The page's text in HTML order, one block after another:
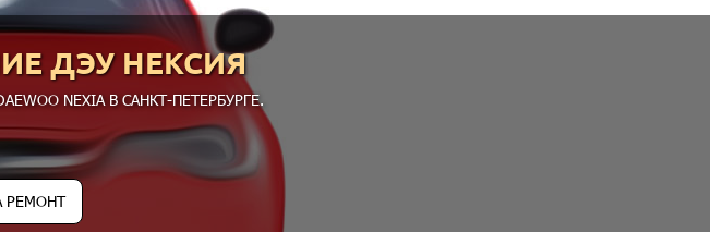
ДЭУ НЕКСИЯ
NEXIA В САНКТ-ПЕТЕРБУРГЕ.
РЕМОНТ